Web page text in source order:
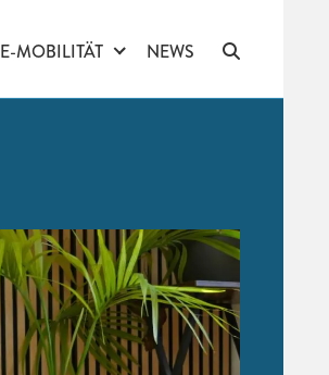
E-MOBILITÄT NEWS